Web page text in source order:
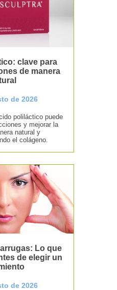
clave para
de manera
de 2026
poliláctico puede
y mejorar la
natural y
el colágeno.
Lo que
de elegir un
de 2026